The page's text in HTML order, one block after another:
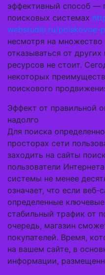
эффективный способ —
поисковых системах
webstudio.ru/poiskovoe-
несмотря на
отказываться от
ресурсов не стоит.
некоторых
поискового
Эффект от правильной
надолго
Для поиска
просторах сети
заходить на сайты
пользователи
системы не менее
означает, что если
определенные
стабильный трафик от
очередь, магазин
покупателей. Время,
на вашем сайте, в
информации,